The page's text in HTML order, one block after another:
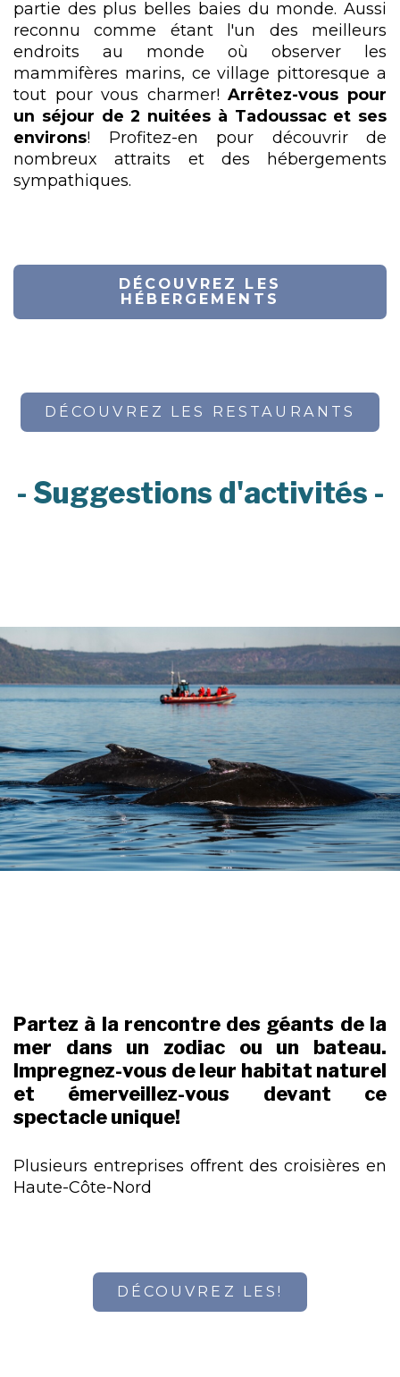
partie des plus belles baies du monde. Aussi
reconnu comme étant l'un des meilleurs
endroits au monde où observer les
mammifères marins, ce village pittoresque a
tout pour vous charmer!Arrêtez-vous pour
un séjour de 2 nuitées à Tadoussac et ses
environs! Profitez-en pour découvrir de
nombreux attraits et des hébergements
sympathiques.
DÉCOUVREZ LES
HÉBERGEMENTS
DÉCOUVREZ LES RESTAURANTS
- Suggestions d'activités -
Partez à la rencontre des géants de la
mer dans un zodiac ou un bateau.
Impregnez-vous de leur habitat naturel
et émerveillez-vous devant ce
spectacle unique!
Plusieurs entreprises offrent des croisières en
Haute-Côte-Nord
DÉCOUVREZ LES!